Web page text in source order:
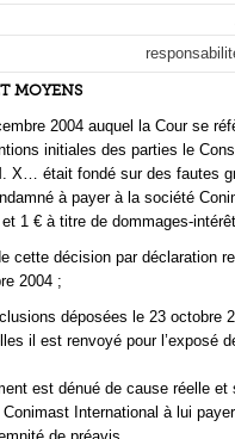
MOYENS
2004 auquel la Cour se
initiales des parties le
X… était fondé sur des fautes
à payer à la société
1 € à titre de dommages-
cette décision par déclaration
2004 ;
déposées le 23 octobre
il est renvoyé pour l’exposé
est dénué de cause réelle
International à lui